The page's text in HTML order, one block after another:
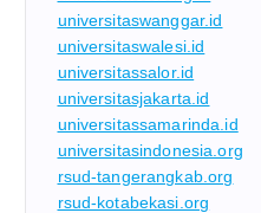
universitaswanggar.id
universitaswalesi.id
universitassalor.id
universitasjakarta.id
universitassamarinda.id
universitasindonesia.org
rsud-tangerangkab.org
rsud-kotabekasi.org